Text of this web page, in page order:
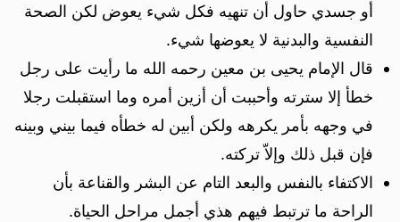
أو جسدي حاول أن تنهيه فكل شيء يعوض لكن الصحة
النفسية والبدنية لا يعوضها شيء.
قال الإمام يحيى بن معين رحمه الله ما رأيت على رجل
خطأ إلا سترته وأحببت أن أزين أمره وما استقبلت رجلا
في وجهه بأمر يكرهه ولكن أبين له خطأه فيما بيني وبينه
فإن قبل ذلك وإلاّ تركته.
الاكتفاء بالنفس والبعد التام عن البشر والقناعة بأن
الراحة ما ترتبط فيهم هذي أجمل مراحل الحياة.